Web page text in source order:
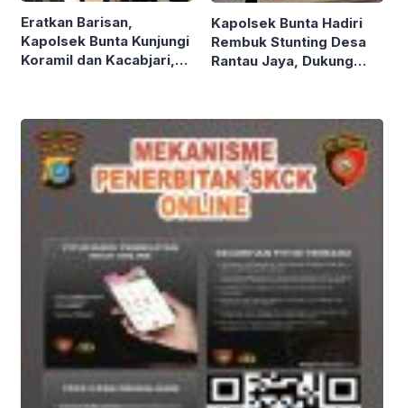
Eratkan Barisan,
Kapolsek Bunta Kunjungi
Koramil dan Kacabjari,
Kapolsek Bunta Hadiri
Rembuk Stunting Desa
Rantau Jaya, Dukung